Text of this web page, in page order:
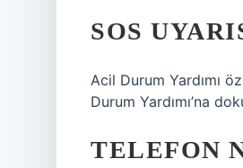
SOS
Acil Durum Yardımı
Durum Yardımı’na
TELEFON